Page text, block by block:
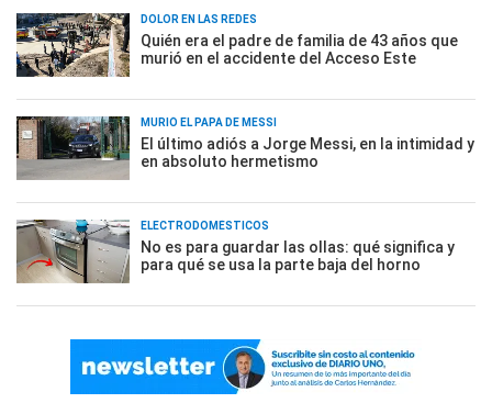
DOLOR EN LAS REDES
Quién era el padre de familia de 43 años que
murió en el accidente del Acceso Este
MURIÓ EL PAPÁ DE MESSI
El último adiós a Jorge Messi, en la intimidad y
en absoluto hermetismo
ELECTRODOMÉSTICOS
No es para guardar las ollas: qué significa y
para qué se usa la parte baja del horno